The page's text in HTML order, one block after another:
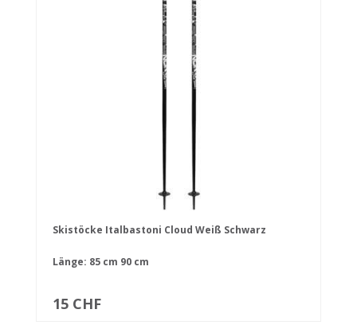
Skistöcke Italbastoni Cloud Weiß Schwarz
Länge: 85 cm 90 cm
15 CHF